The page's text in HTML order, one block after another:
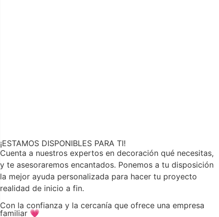
¡ESTAMOS DISPONIBLES PARA TI!
Cuenta a nuestros expertos en decoración qué necesitas,
y te asesoraremos encantados. Ponemos a tu disposición
la mejor ayuda personalizada para hacer tu proyecto
realidad de inicio a fin.
Con la confianza y la cercanía que ofrece una empresa
familiar 💗